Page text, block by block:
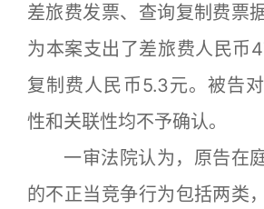
差旅费发票、查询复制费票
为本案支出了差旅费人民币
复制费人民币5.3元。被告
性和关联性均不予确认。
一审法院认为，原告在
的不正当竞争行为包括两类